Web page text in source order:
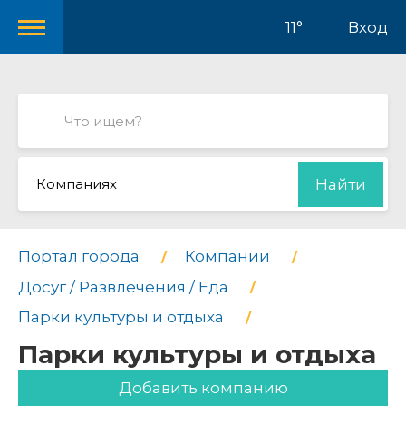
11° Вход
Компаниях Найти
Портал города
Компании
Досуг / Развлечения / Еда
Парки культуры и отдыха
Парки культуры и отдыха
Добавить компанию